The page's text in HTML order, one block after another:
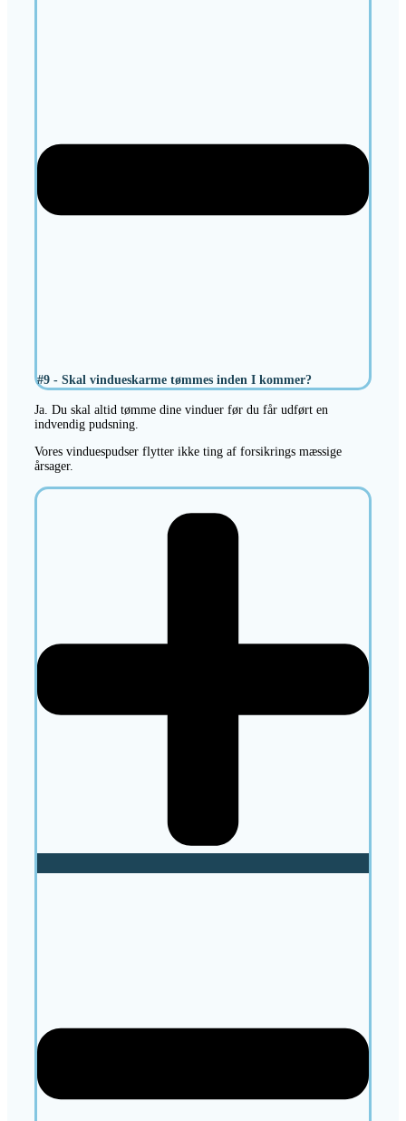
#9 - Skal vindueskarme tømmes inden I kommer?
Ja. Du skal altid tømme dine vinduer før du får udført en
indvendig pudsning.
Vores vinduespudser flytter ikke ting af forsikrings mæssige
årsager.